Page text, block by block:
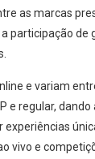
as marcas
participação de
e variam
e regular, dando
vivo e